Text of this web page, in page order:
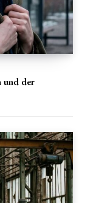
und der